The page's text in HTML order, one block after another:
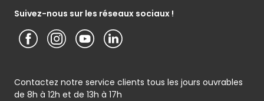
Suivez-nous sur les réseaux sociaux !
Contactez notre service clients tous les jours ouvrables
de 8h à 12h et de 13h à 17h
Conditions générales de garantie